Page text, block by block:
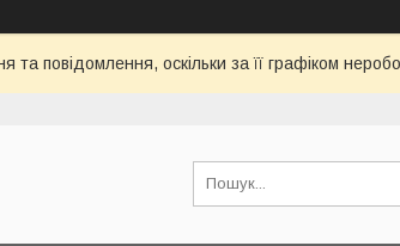
повідомлення, оскільки за її графіком